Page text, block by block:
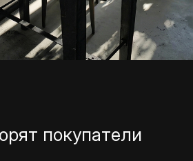
покупатели